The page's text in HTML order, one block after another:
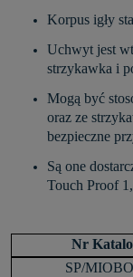
Korpus igły
Uchwyt jest
strzykawka i
Mogą być
oraz ze
bezpieczne
Są one
Touch Proof
Nr
SP/